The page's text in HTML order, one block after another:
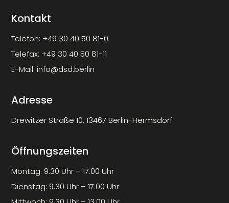
Kontakt
Telefon: +49 30 40 50 81-0
Telefax: +49 30 40 50 81-11
E-Mail:info@dsd.berlin
Adresse
Drewitzer Straße 10, 13467 Berlin-Hermsdorf
Öffnungszeiten
Montag: 9.30 Uhr – 17.00 Uhr
Dienstag: 9.30 Uhr – 17.00 Uhr